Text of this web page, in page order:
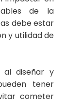
de la
debe estar
y utilidad de
al diseñar y
tener
cometer